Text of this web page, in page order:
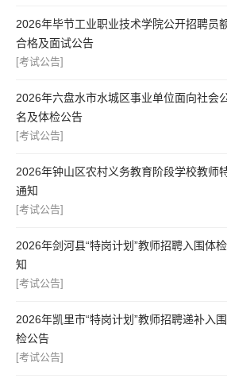
[考试公告]
2026年毕节工业职业技术学院公开招聘员
合格及面试公告
[考试公告]
2026年六盘水市水城区事业单位面向社会
名及体检公告
[考试公告]
2026年钟山区农村义务教育阶段学校教师
通知
[考试公告]
2026年剑河县“特岗计划”教师招聘入围体
知
[考试公告]
2026年凯里市“特岗计划”教师招聘递补入
检公告